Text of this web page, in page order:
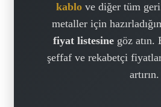
kablove diğer tüm
metaller için
fiyat listesinegöz atın.
şeffaf ve rekabetçi
artırın.